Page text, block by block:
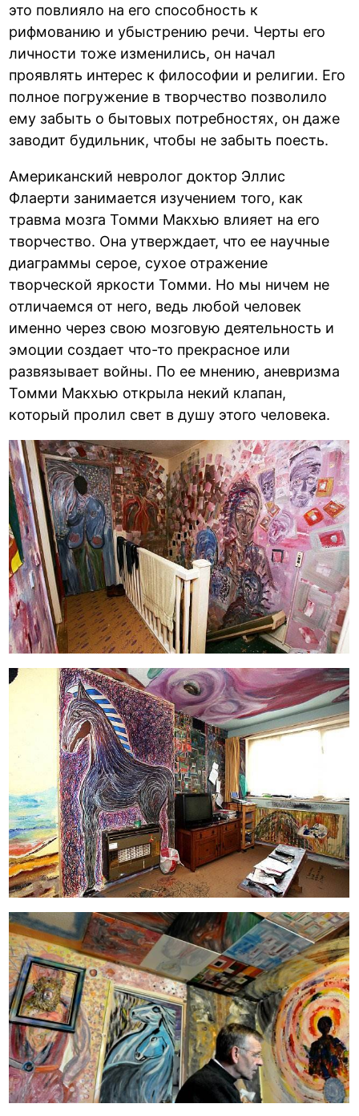
это повлияло на его способность к
рифмованию и убыстрению речи. Черты его
личности тоже изменились, он начал
проявлять интерес к философии и религии. Его
полное погружение в творчество позволило
ему забыть о бытовых потребностях, он даже
заводит будильник, чтобы не забыть поесть.
Американский невролог доктор Эллис
Флаерти занимается изучением того, как
травма мозга Томми Макхью влияет на его
творчество. Она утверждает, что ее научные
диаграммы серое, сухое отражение
творческой яркости Томми. Но мы ничем не
отличаемся от него, ведь любой человек
именно через свою мозговую деятельность и
эмоции создает что-то прекрасное или
развязывает войны. По ее мнению, аневризма
Томми Макхью открыла некий клапан,
который пролил свет в душу этого человека.